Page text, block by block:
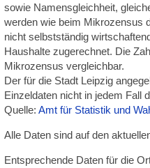
sowie Namensgleichheit,
werden wie beim Mikrozensus
nicht selbstständig
Haushalte zugerechnet. Die
Mikrozensus vergleichbar.
Der für die Stadt Leipzig
Einzeldaten nicht in jedem Fall
Quelle: Amt für Statistik und
Alle Daten sind auf den
Entsprechende Daten für die